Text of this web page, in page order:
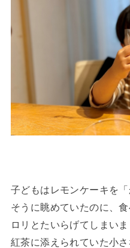
子どもはレモンケーキを
そうに眺めていたのに、
ロリとたいらげてしまいま
紅茶に添えられていた小